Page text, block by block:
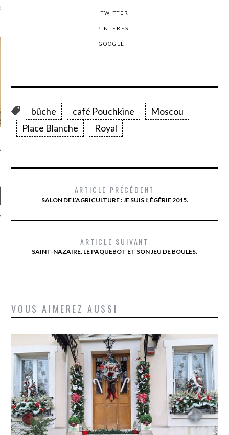
je ne parle presque que
TWITTER
PINTEREST
GOOGLE +
bûche café Pouchkine
Moscou
Place Blanche
Royal
ARTICLE PRÉCÉDENT
SALON DE L’AGRICULTURE : JE SUIS L’ ÉGÉRIE 2015.
ARTICLE SUIVANT
SAINT-NAZAIRE. LE PAQUEBOT ET SON JEU DE BOULES.
VOUS AIMEREZ AUSSI